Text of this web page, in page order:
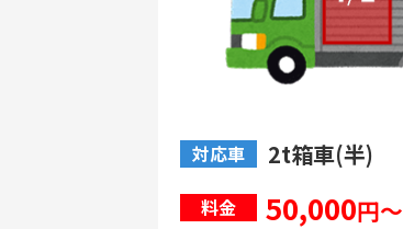
対応車 2t箱車(半)
料金 50,000円～